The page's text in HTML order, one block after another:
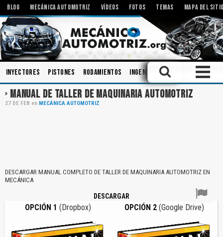
BLOG MECÁNICA AUTOMOTRIZ VÍDEOS FOTOS TEMAS MAPA DEL
Inyectores Pistones Rodamientos Ingeniería Motores
MANUAL DE TALLER DE MAQUINARIA AUTOMOTRIZ
27 DE FEB en MECÁNICA AUTOMOTRIZ
DESCARGAR MANUAL COMPLETO DE TALLER DE MAQUINARIA AUTOMOTRIZ EN
MECÁNICA
DESCARGAR
OPCIÓN 1 (Dropbox) OPCIÓN 2 (Google Drive)